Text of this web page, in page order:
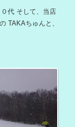
代 そして、当店
TAKAちゅんと、